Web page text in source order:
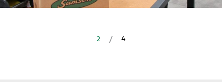
2 / 4